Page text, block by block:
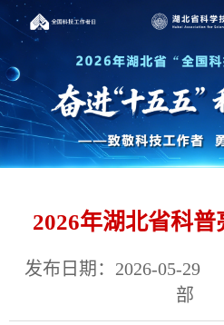
2026年湖北省科
发布日期：2026-05-
部